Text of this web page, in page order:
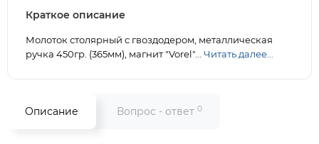
Краткое описание
Молоток столярный с гвоздодером, металлическая
ручка 450гр. (365мм), магнит "Vorel"... Читать далее...
Описание Вопрос - ответ 0